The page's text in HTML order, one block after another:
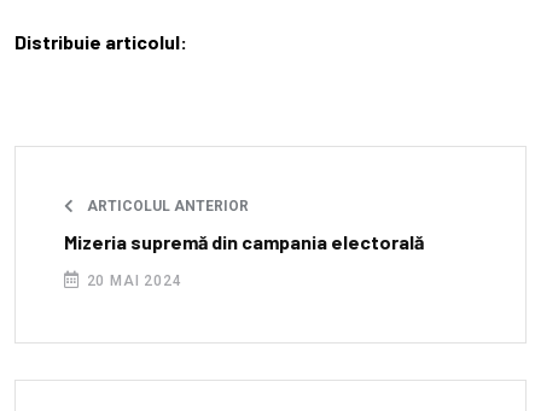
Distribuie articolul:
ARTICOLUL ANTERIOR
Mizeria supremă din campania electorală
20 MAI 2024